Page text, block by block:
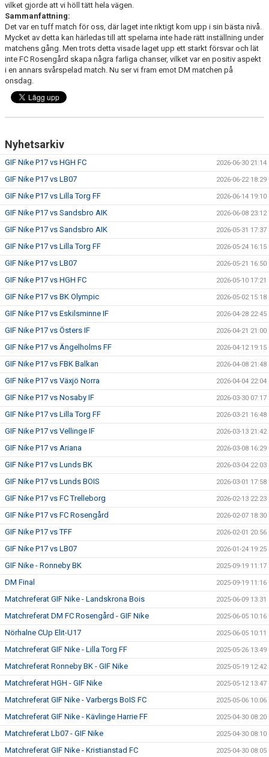
vilket gjorde att vi höll tätt hela vägen.
Sammanfattning:
Det var en tuff match för oss, där laget inte riktigt kom upp i sin bästa nivå.
Mycket av detta kan härledas till att spelarna inte hade rätt inställning under
matchens gång. Men trots detta visade laget upp ett starkt försvar och lät
inte FC Rosengård skapa några farliga chanser, vilket var en positiv aspekt
i en annars svårspelad match. Nu ser vi fram emot DM matchen på
onsdag.
Nyhetsarkiv
GIF Nike P17 vs HGH FC 2026-06-30 21:14
GIF Nike P17 vs LB07 2026-06-22 18:29
GIF Nike P17 vs Lilla Torg FF 2026-06-14 19:10
GIF Nike P17 vs Sandsbro AIK 2026-06-08 23:12
GIF Nike P17 vs Sandsbro AIK 2026-05-31 17:37
GIF Nike P17 vs Lilla Torg FF 2026-05-24 16:15
GIF Nike P17 vs LB07 2026-05-21 16:50
GIF Nike P17 vs HGH FC 2026-05-10 17:21
GIF Nike P17 vs BK Olympic 2026-05-02 15:18
GIF Nike P17 vs Eskilsminne IF 2026-04-28 22:45
GIF Nike P17 vs Östers IF 2026-04-21 21:00
GIF Nike P17 vs Ängelholms FF 2026-04-12 19:15
GIF Nike P17 vs FBK Balkan 2026-04-08 21:48
GIF Nike P17 vs Växjö Norra 2026-04-04 22:04
GIF Nike P17 vs Nosaby IF 2026-03-30 07:17
GIF Nike P17 vs Lilla Torg FF 2026-03-21 16:48
GIF Nike P17 vs Vellinge IF 2026-03-13 21:42
GIF Nike P17 vs Ariana 2026-03-08 16:29
GIF Nike P17 vs Lunds BK 2026-03-04 22:03
GIF Nike P17 vs Lunds BOIS 2026-03-01 17:58
GIF Nike P17 vs FC Trelleborg 2026-02-13 22:23
GIF Nike P17 vs FC Rosengård 2026-02-07 18:30
GIF Nike P17 vs TFF 2026-02-01 20:56
GIF Nike P17 vs LB07 2026-01-24 19:25
GIF Nike - Ronneby BK 2025-09-19 11:17
DM Final 2025-09-19 11:16
Matchreferat GIF Nike - Landskrona Bois 2025-06-09 13:31
Matchreferat DM FC Rosengård - GIF Nike 2025-06-05 10:16
Nörhalne CUp Elit-U17 2025-06-05 10:11
Matchreferat GIF Nike - Lilla Torg FF 2025-05-26 13:49
Matchreferat Ronneby BK - GIF Nike 2025-05-19 12:42
Matchreferat HGH - GIF Nike 2025-05-12 13:47
Matchreferat GIF Nike - Varbergs BoIS FC 2025-05-06 10:06
Matchreferat GIF Nike - Kävlinge Harrie FF 2025-04-30 08:20
Matchreferat Lb07 - GIF Nike 2025-04-30 08:10
Matchreferat GIF Nike - Kristianstad FC 2025-04-30 08:05